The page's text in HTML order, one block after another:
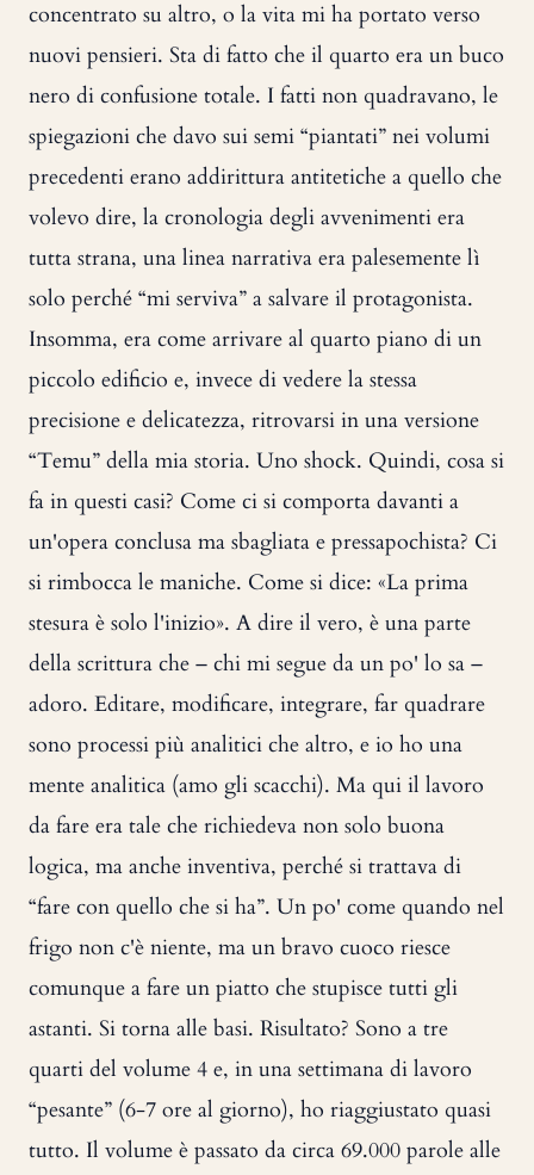
concentrato su altro, o la vita mi ha portato verso
nuovi pensieri. Sta di fatto che il quarto era un buco
nero di confusione totale. I fatti non quadravano, le
spiegazioni che davo sui semi “piantati” nei volumi
precedenti erano addirittura antitetiche a quello che
volevo dire, la cronologia degli avvenimenti era
tutta strana, una linea narrativa era palesemente lì
solo perché “mi serviva” a salvare il protagonista.
Insomma, era come arrivare al quarto piano di un
piccolo edificio e, invece di vedere la stessa
precisione e delicatezza, ritrovarsi in una versione
“Temu” della mia storia. Uno shock. Quindi, cosa si
fa in questi casi? Come ci si comporta davanti a
un'opera conclusa ma sbagliata e pressapochista? Ci
si rimbocca le maniche. Come si dice: «La prima
stesura è solo l'inizio». A dire il vero, è una parte
della scrittura che – chi mi segue da un po' lo sa –
adoro. Editare, modificare, integrare, far quadrare
sono processi più analitici che altro, e io ho una
mente analitica (amo gli scacchi). Ma qui il lavoro
da fare era tale che richiedeva non solo buona
logica, ma anche inventiva, perché si trattava di
“fare con quello che si ha”. Un po' come quando nel
frigo non c'è niente, ma un bravo cuoco riesce
comunque a fare un piatto che stupisce tutti gli
astanti. Si torna alle basi. Risultato? Sono a tre
quarti del volume 4 e, in una settimana di lavoro
“pesante” (6-7 ore al giorno), ho riaggiustato quasi
tutto. Il volume è passato da circa 69.000 parole alle